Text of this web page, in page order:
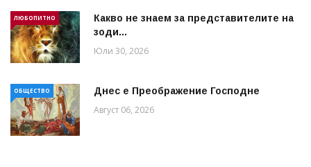
ЛЮБОПИТНО
Какво не знаем за представителите на
зоди...
Юли 30, 2026
ОБЩЕСТВО Днес е Преображение Господне
Август 06, 2026